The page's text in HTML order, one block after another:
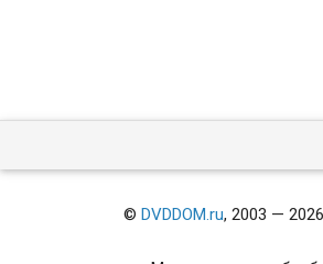
©DVDDOM.ru, 2003 — 2026